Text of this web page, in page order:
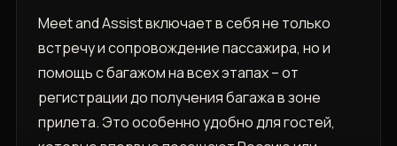
Meet and Assist включает в себя не только
встречу и сопровождение пассажира, но и
помощь с багажом на всех этапах – от
регистрации до получения багажа в зоне
прилета. Это особенно удобно для гостей,